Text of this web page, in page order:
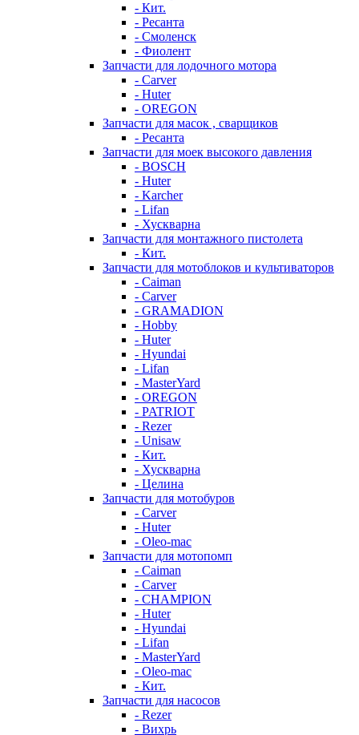
- Кит.
- Ресанта
- Смоленск
- Фиолент
Запчасти для лодочного мотора
- Carver
- Huter
- OREGON
Запчасти для масок , сварщиков
- Ресанта
Запчасти для моек высокого давления
- BOSCH
- Huter
- Karcher
- Lifan
- Хускварна
Запчасти для монтажного пистолета
- Кит.
Запчасти для мотоблоков и культиваторов
- Caiman
- Carver
- GRAMADION
- Hobby
- Huter
- Hyundai
- Lifan
- MasterYard
- OREGON
- PATRIOT
- Rezer
- Unisaw
- Кит.
- Хускварна
- Целина
Запчасти для мотобуров
- Carver
- Huter
- Oleo-mac
Запчасти для мотопомп
- Caiman
- Carver
- CHAMPION
- Huter
- Hyundai
- Lifan
- MasterYard
- Oleo-mac
- Кит.
Запчасти для насосов
- Rezer
- Вихрь